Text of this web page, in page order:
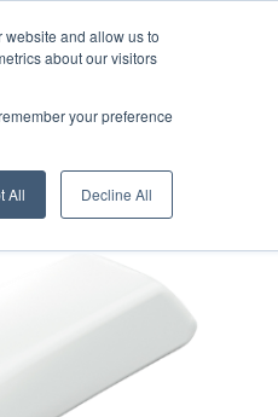
and allow us to
about our visitors
your preference
All Decline All
Vertriebsnetz